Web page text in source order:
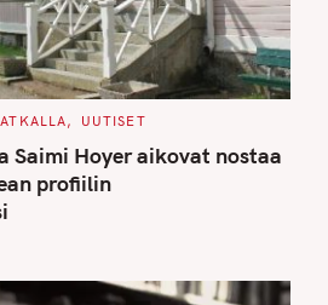
UUTISET
Saimi Hoyer aikovat nostaa
profiilin